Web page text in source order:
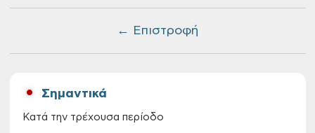
← Επιστροφή
Σημαντικά
Κατά την τρέχουσα περίοδο